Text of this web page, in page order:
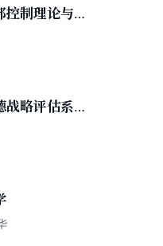
制理论与实
略评估系统